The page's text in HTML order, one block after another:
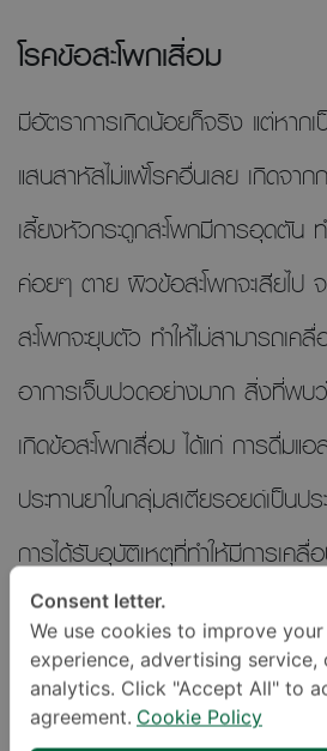
โรคข้อสะโพกเสื่อม
มีอัตราการเกิดน้อยก็จริง แต่หาก
แสนสาหัสไม่แพ้โรคอื่นเลย เกิดจาก
เลี้ยงหัวกระดูกสะโพกมีการอุดตัน
ค่อยๆ ตาย ผิวข้อสะโพกจะเสียไป
สะโพกจะยุบตัว ทำให้ไม่สามารถเค
อาการเจ็บปวดอย่างมาก สิ่งที่พบ
เกิดข้อสะโพกเสื่อม ได้แก่ การดื่ม
ประทานยาในกลุ่มสเตียรอยด์เป็น
การได้รับอุบัติเหตุที่ทำให้มีการเค
จากเบ้า เป็นต้น
โรคกระดูกพรุน
Consent letter.
We use cookies to improve
experience, advertising service,
analytics. Click "Accept All" to
agreement. Cookie Policy